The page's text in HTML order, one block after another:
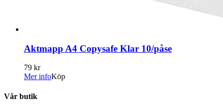
Aktmapp A4 Copysafe Klar 10/påse
79 kr
Mer infoKöp
Vår butik